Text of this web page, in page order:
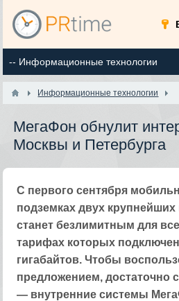
Информационные технологии
МегаФон обнулит
Москвы и Петербурга
С первого сентября
подземках двух
станет безлимитным для
тарифах которых
гигабайтов. Чтобы
предложением, достаточно
— внутренние системы